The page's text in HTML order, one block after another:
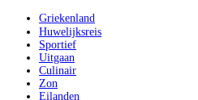
Griekenland
Huwelijksreis
Sportief
Uitgaan
Culinair
Zon
Eilanden